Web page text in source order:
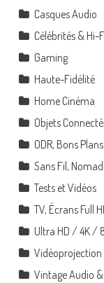
Casques Audio
Célébrités &
Gaming
Haute-Fidélité
Home Cinéma
Objets
ODR, Bons
Sans Fil,
Tests et Vidéos
TV, Écrans Full
Ultra HD / 4K /
Vidéoprojection
Vintage Audio